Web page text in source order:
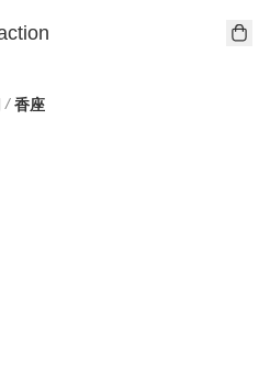
/ 香座